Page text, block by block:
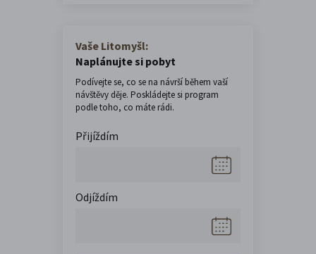
Vaše Litomyšl:
Naplánujte si pobyt
Podívejte se, co se na návrší během vaší
návštěvy děje. Poskládejte si program
podle toho, co máte rádi.
Přijíždím
Odjíždím